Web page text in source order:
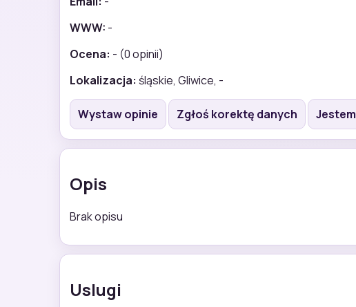
WWW: -
Ocena: - (0 opinii)
Lokalizacja: śląskie, Gliwice, -
Wystaw opinie Zgłoś korektę danych
Opis
Brak opisu
Uslugi